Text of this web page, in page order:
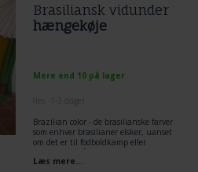
Brasiliansk vidunder
hængekøje
Mere end 10 på lager
Brazilian color - de brasilianske farver
som enhver brasilianer elsker, uanset
om det er til fodboldkamp eller
hverdagens påklædning, her er farver
gengivet i en vidunderlig robust
Læs mere...